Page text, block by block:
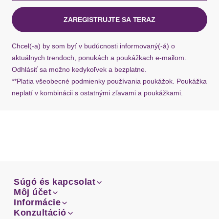
ZAREGISTRUJTE SA TERAZ
Chcel(-a) by som byť v budúcnosti informovaný(-á) o
aktuálnych trendoch, ponukách a poukážkach e-mailom.
Odhlásiť sa možno kedykoľvek a bezplatne.
**Platia všeobecné podmienky používania poukážok. Poukážka
neplatí v kombinácii s ostatnými zľavami a poukážkami.
Súgó és kapcsolat
Email
Facebook
Súgó és kapcsolat
Email
Môj účet
Prehľad objednávok
Môj účet
Informácie
Doprava
Informácie
Konzultáció